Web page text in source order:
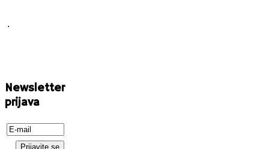
.
Newsletter
prijava